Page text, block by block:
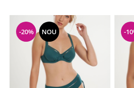
-20% NOU -